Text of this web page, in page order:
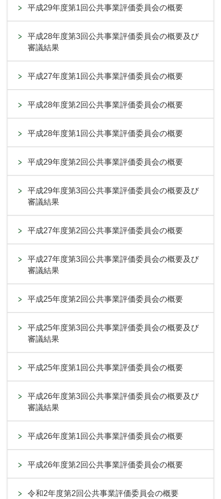
平成29年度第1回公共事業評価委員会の概要
平成28年度第3回公共事業評価委員会の概要及び
審議結果
平成27年度第1回公共事業評価委員会の概要
平成28年度第2回公共事業評価委員会の概要
平成28年度第1回公共事業評価委員会の概要
平成29年度第2回公共事業評価委員会の概要
平成29年度第3回公共事業評価委員会の概要及び
審議結果
平成27年度第2回公共事業評価委員会の概要
平成27年度第3回公共事業評価委員会の概要及び
審議結果
平成25年度第2回公共事業評価委員会の概要
平成25年度第3回公共事業評価委員会の概要及び
審議結果
平成25年度第1回公共事業評価委員会の概要
平成26年度第3回公共事業評価委員会の概要及び
審議結果
平成26年度第1回公共事業評価委員会の概要
平成26年度第2回公共事業評価委員会の概要
令和2年度第2回公共事業評価委員会の概要